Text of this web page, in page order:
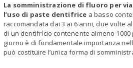
La somministrazione di fluoro per
l’uso di paste dentifrice a basso
raccomandata dai 3 ai 6 anni, due volte
di un dentifricio contenente almeno
giorno è di fondamentale importanza
può costituire l’unica forma di